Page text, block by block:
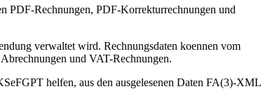
PDF-Rechnungen, PDF-Korrekturrechnungen und
verwaltet wird. Rechnungsdaten koennen vom
und VAT-Rechnungen.
helfen, aus den ausgelesenen Daten FA(3)-XML